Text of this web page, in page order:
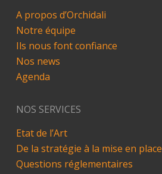
A propos d’Orchidali
Notre équipe
Ils nous font confiance
Nos news
Agenda
NOS SERVICES
Etat de l’Art
De la stratégie à la mise en place
Questions réglementaires